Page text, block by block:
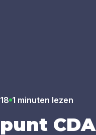
1 minuten lezen
CDA